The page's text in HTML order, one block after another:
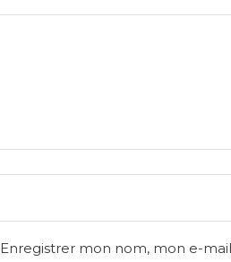
Enregistrer mon nom, mon e-